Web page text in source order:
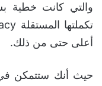
والتي كانت خطية
أعلى حتى من ذلك.
حيث أنك ستتمكن في